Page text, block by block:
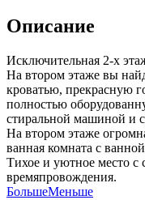
Описание
Исключительная 2-х
На втором этаже вы
кроватью, прекрасную
полностью
стиральной машиной и
На втором этаже
ванная комната с
Тихое и уютное место с
времяпровождения.
БольшеМеньше